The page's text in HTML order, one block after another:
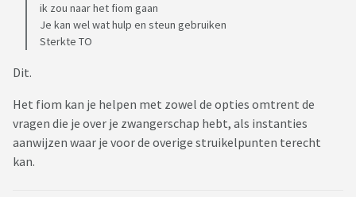
ik zou naar het fiom gaan
Je kan wel wat hulp en steun gebruiken
Sterkte TO
Dit.
Het fiom kan je helpen met zowel de opties omtrent de
vragen die je over je zwangerschap hebt, als instanties
aanwijzen waar je voor de overige struikelpunten terecht
kan.